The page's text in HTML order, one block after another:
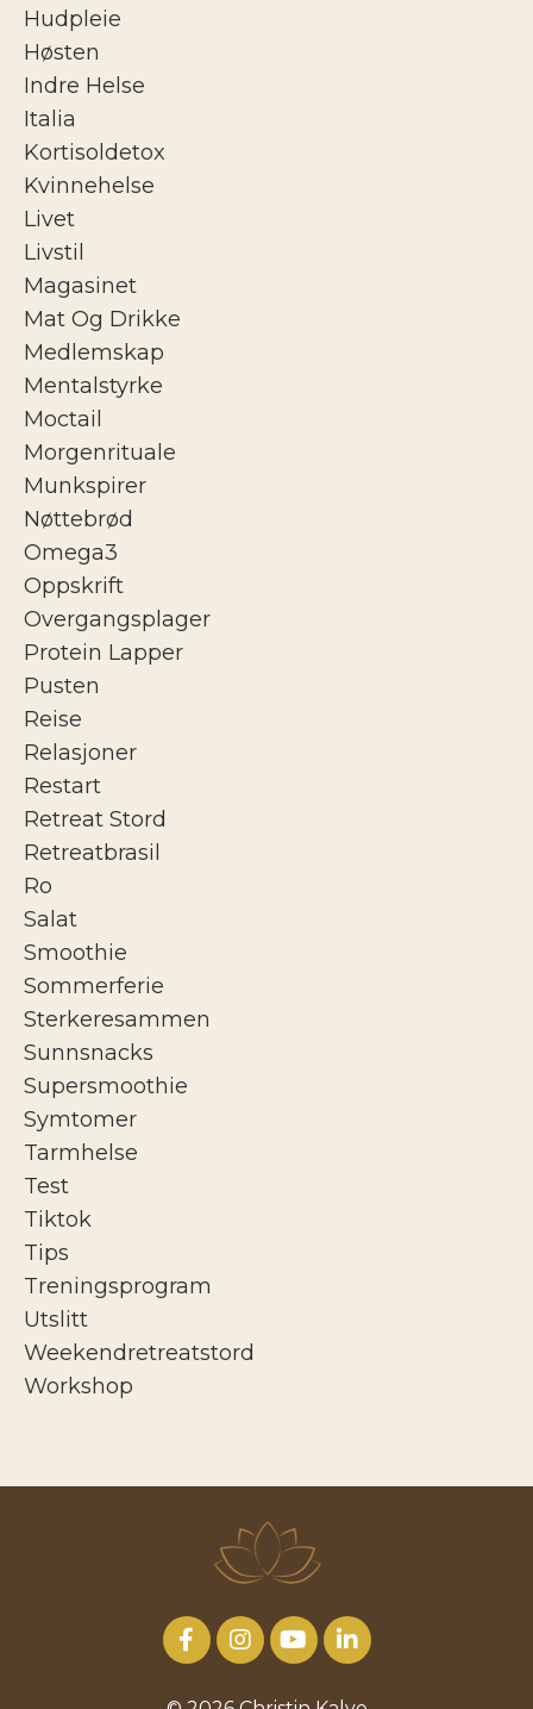
Hudpleie
Høsten
Indre Helse
Italia
Kortisoldetox
Kvinnehelse
Livet
Livstil
Magasinet
Mat Og Drikke
Medlemskap
Mentalstyrke
Moctail
Morgenrituale
Munkspirer
Nøttebrød
Omega3
Oppskrift
Overgangsplager
Protein Lapper
Pusten
Reise
Relasjoner
Restart
Retreat Stord
Retreatbrasil
Ro
Salat
Smoothie
Sommerferie
Sterkeresammen
Sunnsnacks
Supersmoothie
Symtomer
Tarmhelse
Test
Tiktok
Tips
Treningsprogram
Utslitt
Weekendretreatstord
Workshop